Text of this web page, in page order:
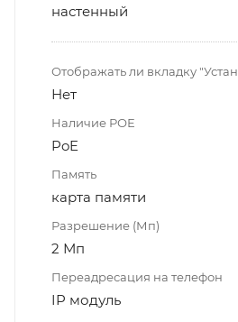
настенный
Отображать ли вкладку
Нет
Наличие РОЕ
PoE
Память
карта памяти
Разрешение (Мп)
2 Мп
Переадресация на телефон
IP модуль